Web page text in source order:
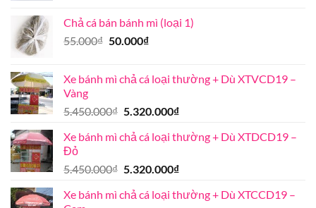
55.000₫.là:
47.000₫.
Chả cá bán bánh mì (loại 1)
55.000₫ Giá
55.000₫.
50.000₫Giá
là:
Xe bánh mì chả cá loại thường + Dù XTVCD19 –
Vàng
5.450.000₫ Giá
là:
5.320.000₫Giá
tại
5.320.000₫.
Xe bánh mì chả cá loại thường + Dù XTDCD19 –
Đỏ
5.450.000₫ Giá
là:
5.320.000₫Giá
tại
Xe bánh mì chả cá loại thường + Dù XTCCD19 –